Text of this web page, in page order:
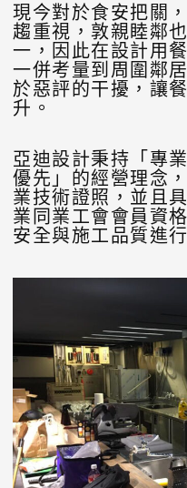
現今對於食安把關
趨重視，敦親睦鄰
一，因此在設計用
一併考量到周圍鄰
於惡評的干擾，讓
升。
亞迪設計秉持「專
優先」的經營理念
業技術證照，並且
業同業工會會員資
安全與施工品質進